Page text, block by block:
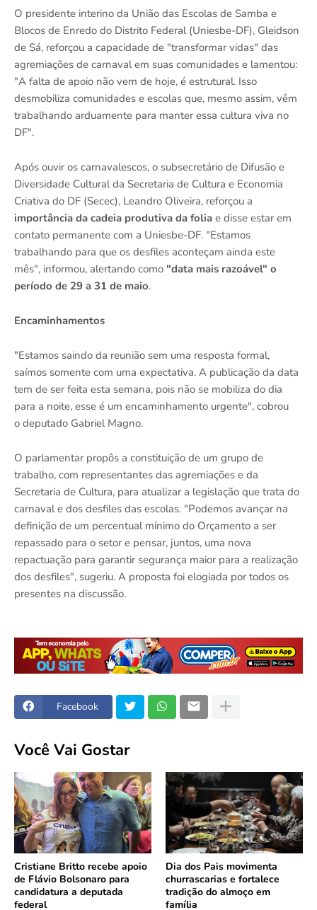
O presidente interino da União das Escolas de Samba e
Blocos de Enredo do Distrito Federal (Uniesbe-DF), Gleidson
de Sá, reforçou a capacidade de "transformar vidas" das
agremiações de carnaval em suas comunidades e lamentou:
"A falta de apoio não vem de hoje, é estrutural. Isso
desmobiliza comunidades e escolas que, mesmo assim, vêm
trabalhando arduamente para manter essa cultura viva no
DF".
Após ouvir os carnavalescos, o subsecretário de Difusão e
Diversidade Cultural da Secretaria de Cultura e Economia
Criativa do DF (Secec), Leandro Oliveira, reforçou a
importância da cadeia produtiva da folia e disse estar em
contato permanente com a Uniesbe-DF. "Estamos
trabalhando para que os desfiles aconteçam ainda este
mês", informou, alertando como "data mais razoável" o
período de 29 a 31 de maio.
Encaminhamentos
"Estamos saindo da reunião sem uma resposta formal,
saímos somente com uma expectativa. A publicação da data
tem de ser feita esta semana, pois não se mobiliza do dia
para a noite, esse é um encaminhamento urgente", cobrou
o deputado Gabriel Magno.
O parlamentar propôs a constituição de um grupo de
trabalho, com representantes das agremiações e da
Secretaria de Cultura, para atualizar a legislação que trata do
carnaval e dos desfiles das escolas. "Podemos avançar na
definição de um percentual mínimo do Orçamento a ser
repassado para o setor e pensar, juntos, uma nova
repactuação para garantir segurança maior para a realização
dos desfiles", sugeriu. A proposta foi elogiada por todos os
presentes na discussão.
Facebook
Você Vai Gostar
Cristiane Britto recebe apoio
de Flávio Bolsonaro para
candidatura a deputada
federal
Dia dos Pais movimenta
churrascarias e fortalece
tradição do almoço em
família